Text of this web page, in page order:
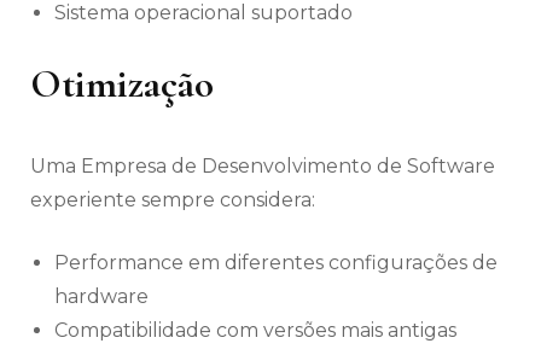
Sistema operacional suportado
Otimização
Uma Empresa de Desenvolvimento de Software
experiente sempre considera:
Performance em diferentes configurações de
hardware
Compatibilidade com versões mais antigas